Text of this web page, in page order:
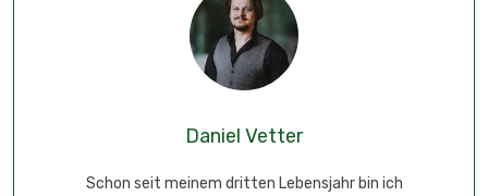
Daniel Vetter
Schon seit meinem dritten Lebensjahr bin ich